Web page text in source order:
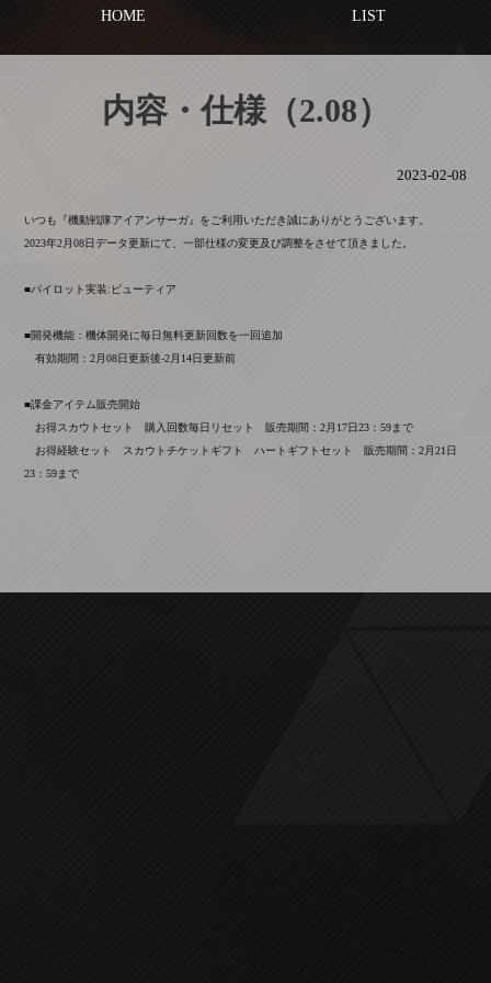
HOME LIST
内容・仕様（2.08）
2023-02-08
いつも『機動戦隊アイアンサーガ』をご利用いただき誠にありがとうございます。
2023年2月08日データ更新にて、一部仕様の変更及び調整をさせて頂きました。
■パイロット実装:ピューティア
■開発機能：機体開発に毎日無料更新回数を一回追加
有効期間：2月08日更新後-2月14日更新前
■課金アイテム販売開始
お得スカウトセット 購入回数毎日リセット 販売期間：2月17日23：59まで
お得経験セット スカウトチケットギフト ハートギフトセット 販売期間：2月21日
23：59まで